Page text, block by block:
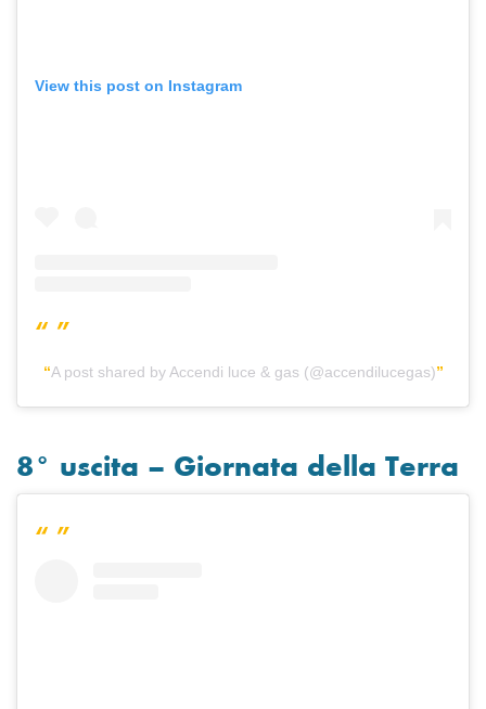
View this post on Instagram
A post shared by Accendi luce & gas (@accendilucegas)
8° uscita – Giornata della Terra